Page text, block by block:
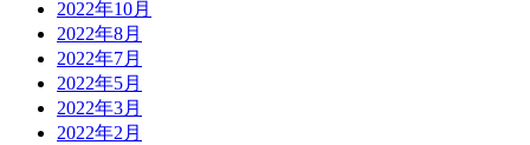
2022年10月
2022年8月
2022年7月
2022年5月
2022年3月
2022年2月